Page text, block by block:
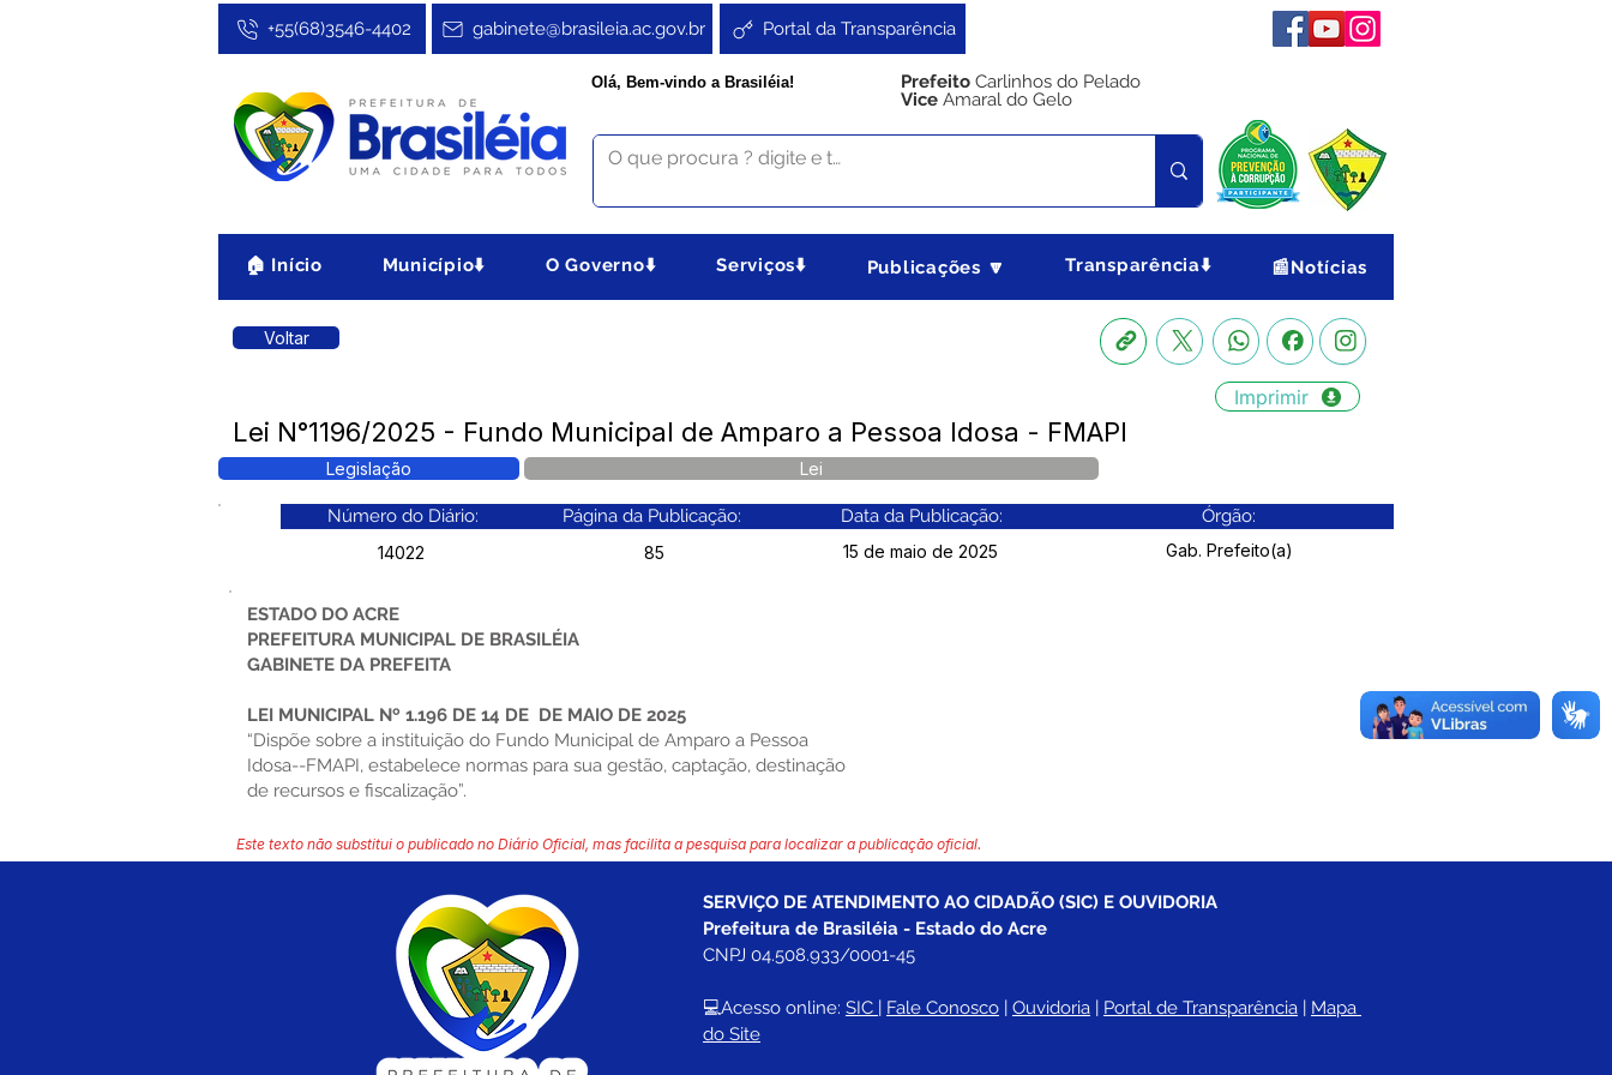
Portal da Transparência
gabinete@brasileia.ac.gov.br
+55(68)3546-4402
Olá, Bem-vindo a Brasiléia! Prefeito Carlinhos do Pelado
Vice Amaral do Gelo
🏠 Início Município⬇️ O Governo⬇️ Serviços⬇️ Publicações 🔽 Transparência⬇️ 📰Notícias
Voltar
Imprimir
Lei N°1196/2025 - Fundo Municipal de Amparo a Pessoa Idosa - FMAPI
Legislação Lei
Número do Diário: Página da Publicação: Data da Publicação: Órgão:
14022 85 15 de maio de 2025 Gab. Prefeito(a)
ESTADO DO ACRE
PREFEITURA MUNICIPAL DE BRASILÉIA
GABINETE DA PREFEITA
LEI MUNICIPAL Nº 1.196 DE 14 DE DE MAIO DE 2025
“Dispõe sobre a instituição do Fundo Municipal de Amparo a Pessoa
Idosa--FMAPI, estabelece normas para sua gestão, captação, destinação
de recursos e fiscalização”.
Este texto não substitui o publicado no Diário Oficial, mas facilita a pesquisa para localizar a publicação oficial.
SERVIÇO DE ATENDIMENTO AO CIDADÃO (SIC) E OUVIDORIA
Prefeitura de Brasiléia - Estado do Acre
CNPJ 04.508.933/0001-45
💻Acesso online: SIC | Fale Conosco | Ouvidoria | Portal de Transparência | Mapa
do Site